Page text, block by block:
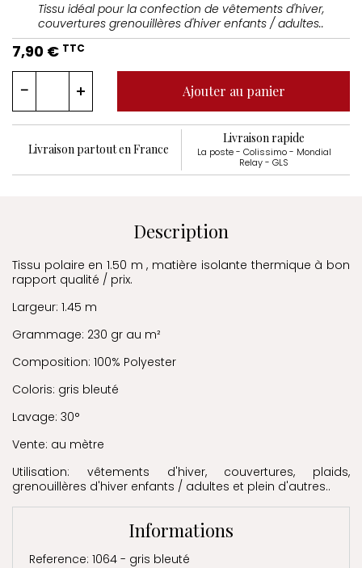
Tissu idéal pour la confection de vêtements d'hiver,
couvertures grenouillères d'hiver enfants / adultes..
7,90 € TTC
Ajouter au panier
Livraison partout en France
Livraison rapide
La poste - Colissimo - Mondial
Relay - GLS
Description
Tissu polaire en 1.50 m , matière isolante thermique à bon
rapport qualité / prix.
Largeur: 1.45 m
Grammage: 230 gr au m²
Composition: 100% Polyester
Coloris: gris bleuté
Lavage: 30°
Vente: au mètre
Utilisation: vêtements d'hiver, couvertures, plaids,
grenouillères d'hiver enfants / adultes et plein d'autres..
Informations
Reference: 1064 - gris bleuté